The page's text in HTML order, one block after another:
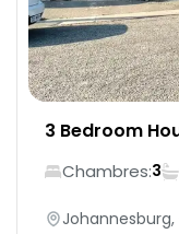
3 Bedroom
Chambres:3
Johannesburg,